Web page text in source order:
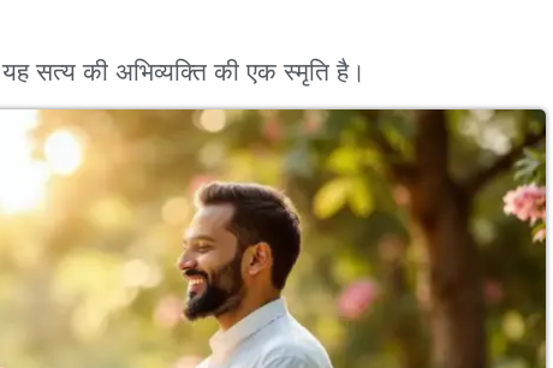
सत्य की अभिव्यक्ति की एक स्मृति है।